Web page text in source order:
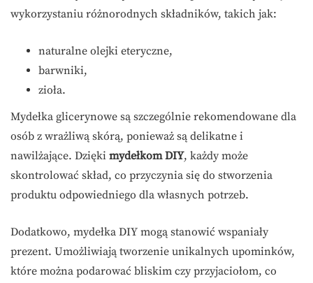
wykorzystaniu różnorodnych składników, takich jak:
naturalne olejki eteryczne,
barwniki,
zioła.
Mydełka glicerynowe są szczególnie rekomendowane dla
osób z wrażliwą skórą, ponieważ są delikatne i
nawilżające. Dzięki mydełkom DIY, każdy może
skontrolować skład, co przyczynia się do stworzenia
produktu odpowiedniego dla własnych potrzeb.
Dodatkowo, mydełka DIY mogą stanowić wspaniały
prezent. Umożliwiają tworzenie unikalnych upominków,
które można podarować bliskim czy przyjaciołom, co